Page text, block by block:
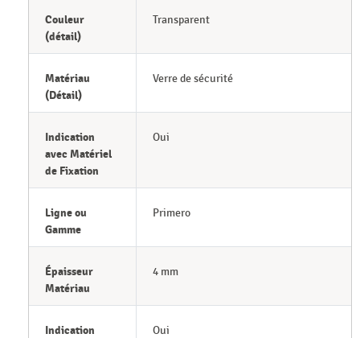
Couleur
(détail)
Transparent
Matériau
(Détail)
Verre de sécurité
Indication
avec Matériel
de Fixation
Oui
Ligne ou
Gamme
Primero
Épaisseur
Matériau
4 mm
Indication
Oui